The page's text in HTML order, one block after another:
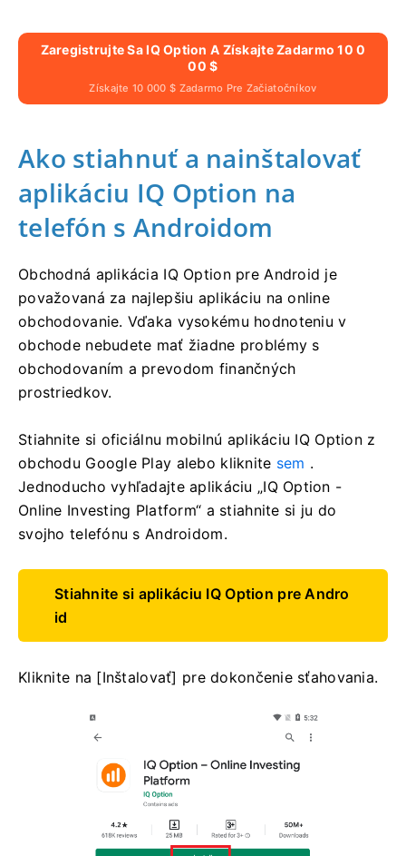
Zaregistrujte Sa IQ Option A Získajte Zadarmo 10 0
00 $
Získajte 10 000 $ Zadarmo Pre Začiatočníkov
Ako stiahnuť a nainštalovať
aplikáciu IQ Option na
telefón s Androidom
Obchodná aplikácia IQ Option pre Android je
považovaná za najlepšiu aplikáciu na online
obchodovanie. Vďaka vysokému hodnoteniu v
obchode nebudete mať žiadne problémy s
obchodovaním a prevodom finančných
prostriedkov.
Stiahnite si oficiálnu mobilnú aplikáciu IQ Option z
obchodu Google Play alebo kliknite sem .
Jednoducho vyhľadajte aplikáciu „IQ Option -
Online Investing Platform“ a stiahnite si ju do
svojho telefónu s Androidom.
Stiahnite si aplikáciu IQ Option pre Andro
id
Kliknite na [Inštalovať] pre dokončenie sťahovania.